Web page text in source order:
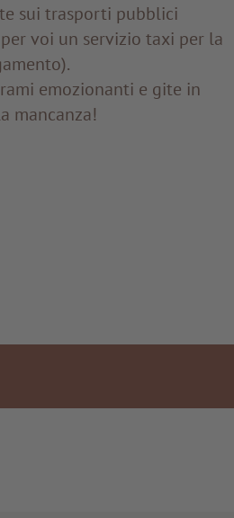
sui trasporti pubblici
voi un servizio taxi per la
emozionanti e gite in
mancanza!